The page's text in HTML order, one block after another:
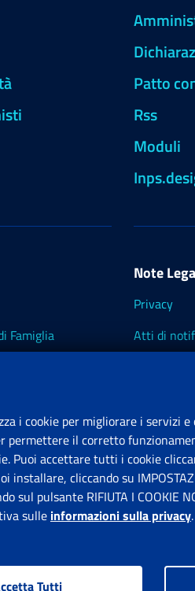
Patto
Rss
Moduli
Famiglia
Note
Privacy
Atti di
i cookie per migliorare i servizi
permettere il corretto
Puoi accettare tutti i cookie
installare, cliccando su
sul pulsante RIFIUTA I COOKIE
sulle informazioni sulla privacy.
Tutti